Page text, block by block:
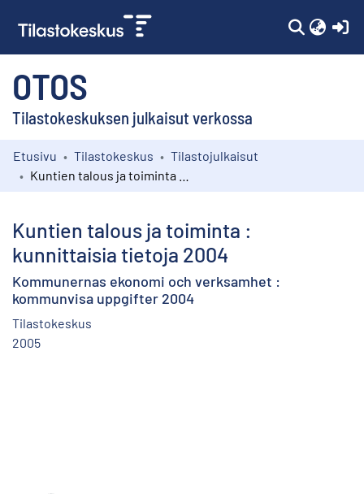
OTOS
Tilastokeskuksen julkaisut verkossa
Kokoelmat
Etusivu Tilastokeskus
Tilastojulkaisut
Kuntien talous ja toiminta :
kunnittaisia tietoja 2004
Kommunernas ekonomi och verksamhet :
kommunvisa uppgifter 2004
Tilastokeskus
2005